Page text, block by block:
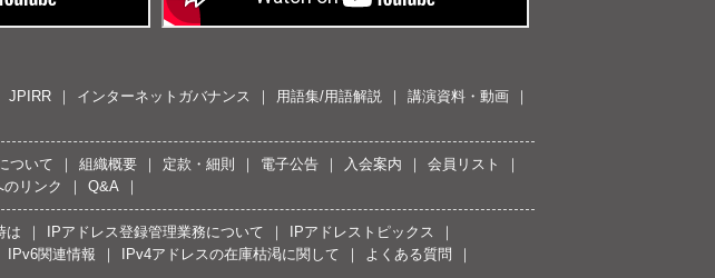
JPIRR インターネットガバナンス 用語集/用語解説
講演資料・動画
ついて 組織概要 定款・細則 電子公告 入会案内
会員リスト
のリンク Q&A
は IPアドレス登録管理業務について
IPアドレストピックス
IPv6関連情報 IPv4アドレスの在庫枯渇に関して
よくある質問